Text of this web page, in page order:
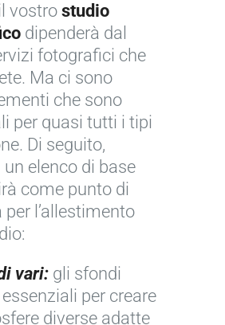
vostro studio
dipenderà dal
fotografici che
Ma ci sono
che sono
per quasi tutti i tipi
Di seguito,
elenco di base
come punto di
l’allestimento
vari: gli sfondi
per creare
diverse adatte